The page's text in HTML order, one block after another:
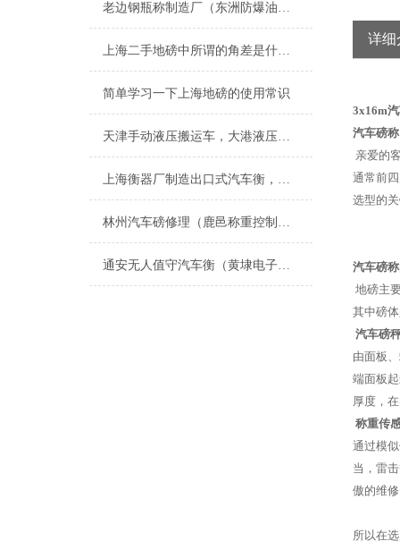
老边钢瓶称制造厂（东洲防爆油桶称（宽甸电子秤）太平隔爆电子磅称维修
上海二手地磅中所谓的角差是什么呢
简单学习一下上海地磅的使用常识
天津手动液压搬运车，大港液压搬运秤，叉车秤
上海衡器厂制造出口式汽车衡，浙江出口式地磅，江苏出口式电子地磅厂家
林州汽车磅修理（鹿邑称重控制模块（焦作称重模块安装）沈丘称重模块维修
通安无人值守汽车衡（黄埭电子秤）太平便携式汽车衡）光福汽车衡维修
详细
3x16m
汽车磅
亲爱的
通常前
选型的
汽车磅
地磅主
其中磅
汽车磅
由面板
端面板
厚度，
称重传
通过模
当，雷
傲的维
所以在